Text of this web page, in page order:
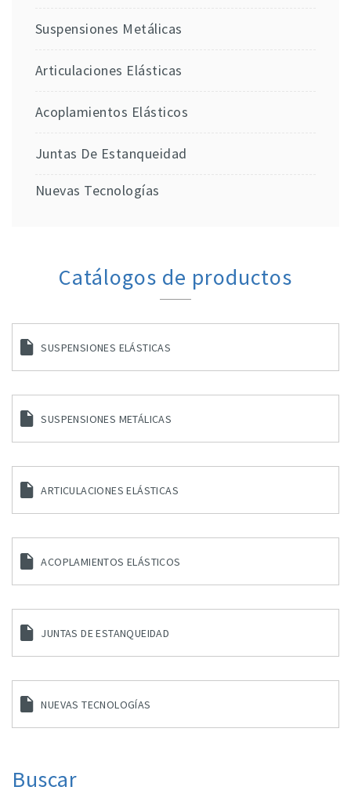
Suspensiones Metálicas
Articulaciones Elásticas
Acoplamientos Elásticos
Juntas De Estanqueidad
Nuevas Tecnologías
Catálogos de productos
SUSPENSIONES ELÁSTICAS
SUSPENSIONES METÁLICAS
ARTICULACIONES ELÁSTICAS
ACOPLAMIENTOS ELÁSTICOS
JUNTAS DE ESTANQUEIDAD
NUEVAS TECNOLOGÍAS
Buscar